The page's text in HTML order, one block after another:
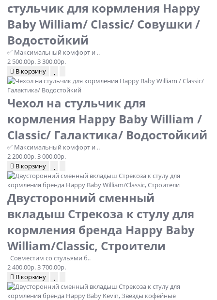
стульчик для кормления Happy
Baby William/ Classic/ Совушки /
Водостойкий
✅ Максимальный комфорт и ..
2 500.00р.3 300.00р.
В корзину
Чехол на стульчик для
кормления Happy Baby William /
Classic/ Галактика/ Водостойкий
✅ Максимальный комфорт и ..
2 200.00р.3 000.00р.
В корзину
Двусторонний сменный
вкладыш Стрекоза к стулу для
кормления бренда Happy Baby
William/Classic, Строители
Совместим со стульями б..
2 400.00р.3 700.00р.
В корзину